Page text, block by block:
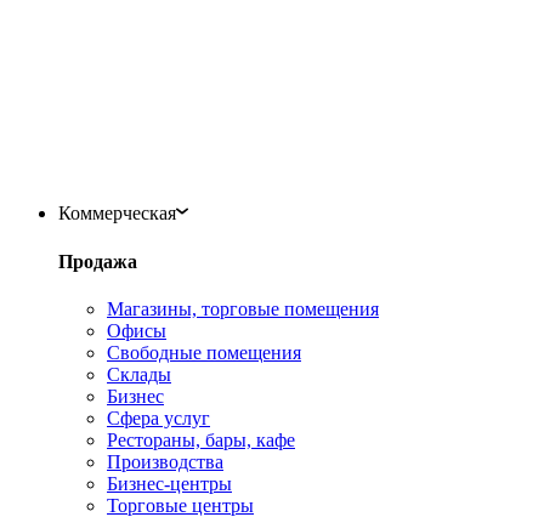
Коммерческая
Продажа
Магазины, торговые помещения
Офисы
Свободные помещения
Склады
Бизнес
Сфера услуг
Рестораны, бары, кафе
Производства
Бизнес-центры
Торговые центры